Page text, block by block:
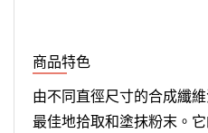
商品特色
由不同直徑尺寸的合成纖
最佳地拾取和塗抹粉末。